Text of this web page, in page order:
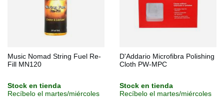
Music Nomad String Fuel Re-
Fill MN120
Stock en tienda
Recíbelo el martes/miércoles
D'Addario Microfibra Polishing
Cloth PW-MPC
Stock en tienda
Recíbelo el martes/miércoles